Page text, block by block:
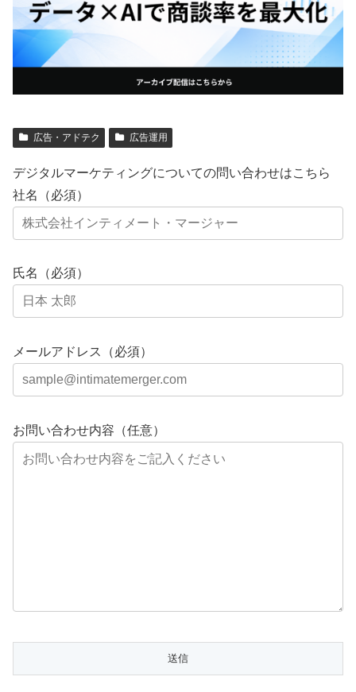
広告・アドテク 広告運用
デジタルマーケティングについての問い合わせはこちら
社名（必須）
氏名（必須）
メールアドレス（必須）
お問い合わせ内容（任意）